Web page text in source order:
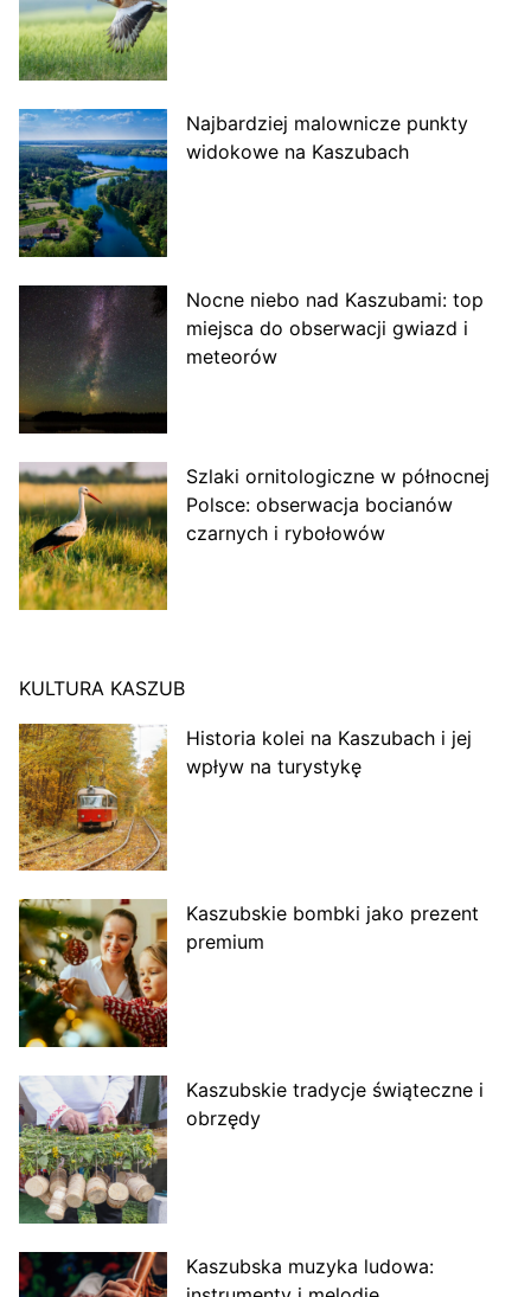
Najbardziej malownicze punkty
widokowe na Kaszubach
Nocne niebo nad Kaszubami: top
miejsca do obserwacji gwiazd i
meteorów
Szlaki ornitologiczne w północnej
Polsce: obserwacja bocianów
czarnych i rybołowów
KULTURA KASZUB
Historia kolei na Kaszubach i jej
wpływ na turystykę
Kaszubskie bombki jako prezent
premium
Kaszubskie tradycje świąteczne i
obrzędy
Kaszubska muzyka ludowa: